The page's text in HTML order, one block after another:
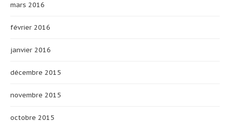
mars 2016
février 2016
janvier 2016
décembre 2015
novembre 2015
octobre 2015